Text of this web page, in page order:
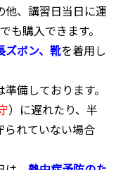
、講習日当日に運
購入できます。
ズボン、靴を着用し
しております。
）に遅れたり、半
られていない場合